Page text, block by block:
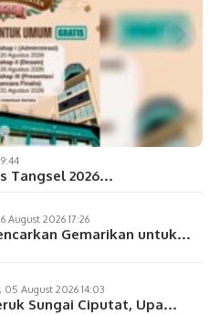
Tangsel 2026…
August 2026 17:26
Gemarikan untuk…
05 August 2026 14:03
Sungai Ciputat, Upa…